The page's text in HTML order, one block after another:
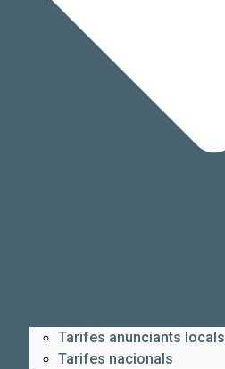
Tarifes anunciants locals
Tarifes nacionals